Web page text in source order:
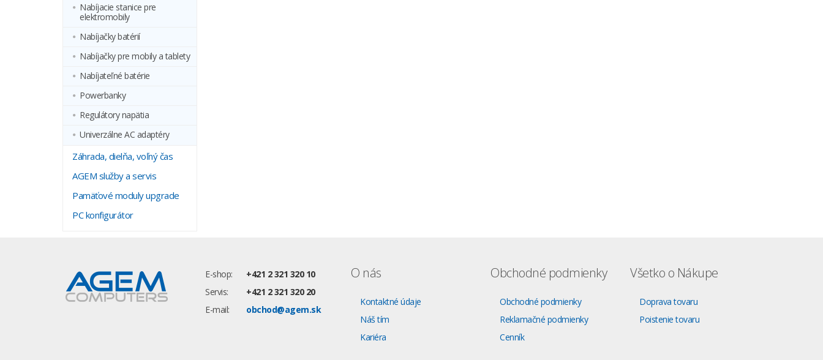
Nabíjacie stanice pre
elektromobily
Nabíjačky batérií
Nabíjačky pre mobily a tablety
Nabíjateľné batérie
Powerbanky
Regulátory napätia
Univerzálne AC adaptéry
Záhrada, dielňa, voľný čas
AGEM služby a servis
Pamäťové moduly upgrade
PC konfigurátor
E-shop:
+421 2 321 320 10
Servis:
+421 2 321 320 20
E-mail:
obchod@agem.sk
O nás
Kontaktné údaje
Náš tím
Kariéra
Obchodné podmienky
Obchodné podmienky
Reklamačné podmienky
Cenník
Všetko o Nákupe
Doprava tovaru
Poistenie tovaru